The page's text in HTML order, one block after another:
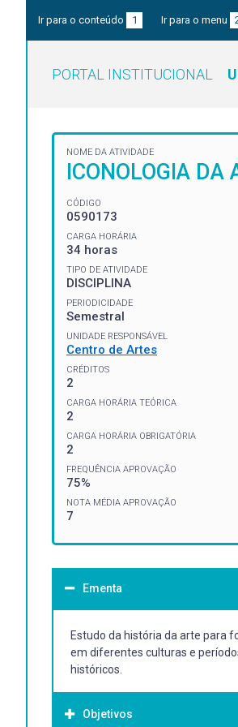
Ir para o conteúdo 1 Ir para o menu
PORTAL INSTITUCIONAL
NOME DA ATIVIDADE
ICONOLOGIA DA
CÓDIGO
0590173
CARGA HORÁRIA
34 horas
TIPO DE ATIVIDADE
DISCIPLINA
PERIODICIDADE
Semestral
UNIDADE RESPONSÁVEL
Centro de Artes
CRÉDITOS
2
CARGA HORÁRIA TEÓRICA
2
CARGA HORÁRIA OBRIGATÓRIA
2
FREQUÊNCIA APROVAÇÃO
75%
NOTA MÉDIA APROVAÇÃO
7
Ementa
Estudo da história da arte para
em diferentes culturas e
históricos.
Objetivos